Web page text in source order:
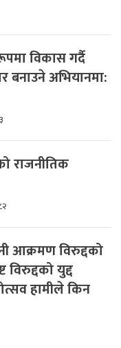
विकास गर्दै
बनाउने अभियानमा:
राजनीतिक
आक्रमण विरुद्दको
विरुद्दको युद्द
हामीले किन